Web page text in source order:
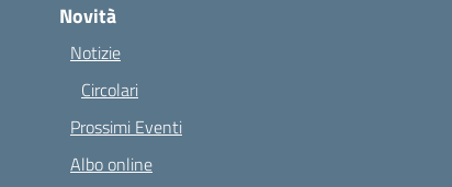
Novità
Notizie
Circolari
Prossimi Eventi
Albo online